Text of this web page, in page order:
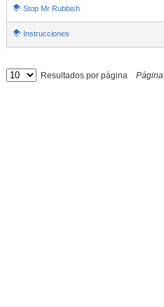
Stop Mr Rubbish
Instrucciones
Resultados por página Página